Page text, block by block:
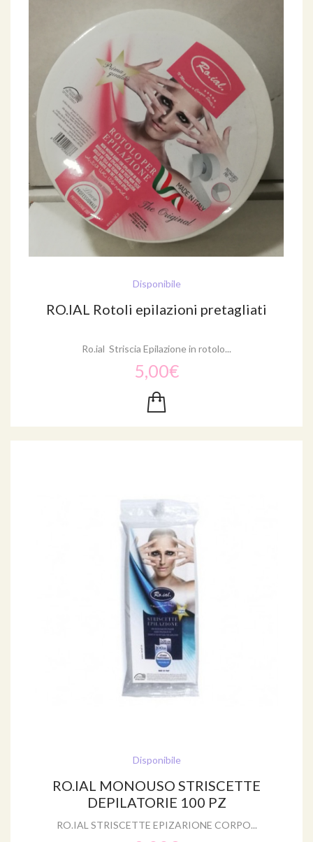
Disponibile
RO.IAL Rotoli epilazioni pretagliati
Ro.ial Striscia Epilazione in rotolo...
5,00€
Disponibile
RO.IAL MONOUSO STRISCETTE
DEPILATORIE 100 PZ
RO.IAL STRISCETTE EPIZARIONE CORPO...